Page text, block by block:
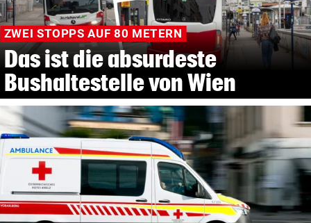
ZWEI STOPPS AUF 80 METERN
Das ist die absurdeste
Bushaltestelle von Wien